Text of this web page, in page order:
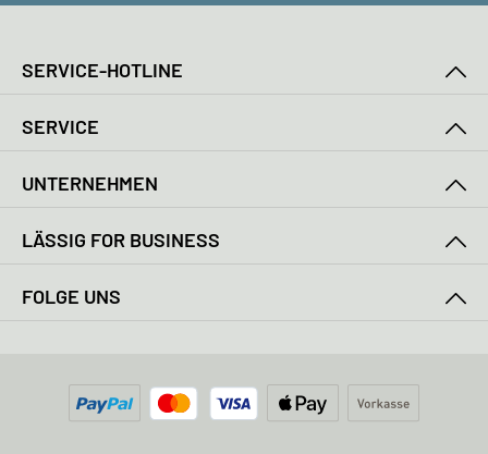
SERVICE-HOTLINE
SERVICE
UNTERNEHMEN
LÄSSIG FOR BUSINESS
FOLGE UNS